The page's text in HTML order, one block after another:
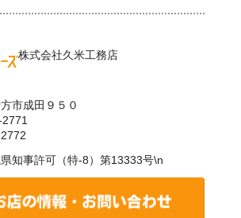
株式会社久米工務店
市成田９５０
知事許可（特-8）第13333号\n